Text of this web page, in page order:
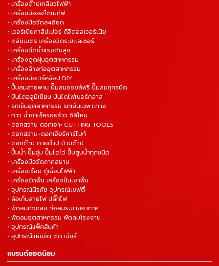
• เครื่องต๊าปเกลียวไฟฟ้า
• เครื่องมือออโตเมทีฟ
• เครื่องมือวัดละเอียด
• เวอร์เนียคาลิปเปอร์ ดิจิตอลเวอร์เนีย
• ตลับเมตร เครื่องวัดระยะเลเซอร์
• เครื่องฉีดน้ำแรงดันสูง
• เครื่องดูดฝุ่นอุตสาหกรรม
• เครื่องล้างท่ออุตสาหกรรม
• เครื่องมือเวิร์คช็อป DIY
• ปั๊มลมสายพาน ปั๊มลมออยล์ฟรี ปั๊มลมทุกชนิด
• ปันไดอลูมิเนียม บันไดไฟเบอร์กลาส
• รถเข็นอุตสาหกรรม รถเข็นเฉพาะทาง
• กาว น้ำยาเช็ครอยร้าว ซิลิโคน
• ดอกสว่าน ดอกเจาะ CUTTING TOOLS
• ดอกสว่าน-ดอกเจียร์คาร์ไบท์
• ดอกต๊าป ดายต๊าป ด้ามต๊าป
• ปั๊มน้ำ ปั๊มจุ่ม ปั๊มไดโว่ ปั๊มสูบน้ำทุกชนิด
• เครื่องมือวัดภาคสนาม
• เครื่องเชื่อม ตู้เชื่อมไฟฟ้า
• เครื่องขัดพื้น เครื่องปั่นเงาพื้น
• อุปกรณ์นิรภัย อุปกรณ์เซฟตี้
• ล้อเก็บสายไฟ ปลั๊กไฟ
• พัดลมถังกลม ท่อลมระบายอากาศ
• พัดลมอุตสาหกรรม พัดลมโรงงาน
• อุปกรณ์แพ็คสินค้า
• อุปกรณ์แผ่นขัด ตัด เจียร์
แบรนด์ยอดนิยม